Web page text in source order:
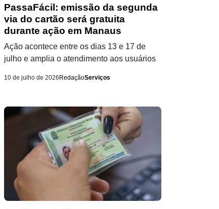
PassaFácil: emissão da segunda
via do cartão será gratuita
durante ação em Manaus
Ação acontece entre os dias 13 e 17 de
julho e amplia o atendimento aos usuários
10 de julho de 2026 RedaçãoServiços